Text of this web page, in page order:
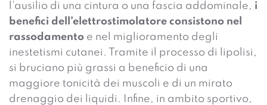
l’ausilio di una cintura o una fascia addominale, i
benefici dell’elettrostimolatore consistono nel
rassodamento e nel miglioramento degli
inestetismi cutanei. Tramite il processo di lipolisi,
si bruciano più grassi a beneficio di una
maggiore tonicità dei muscoli e di un mirato
drenaggio dei liquidi. Infine, in ambito sportivo,